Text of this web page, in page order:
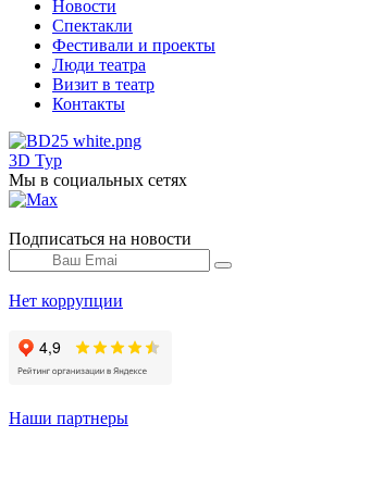
Новости
Спектакли
Фестивали и проекты
Люди театра
Визит в театр
Контакты
3D Тур
Мы в социальных сетях
Подписаться на новости
Нет коррупции
Наши партнеры